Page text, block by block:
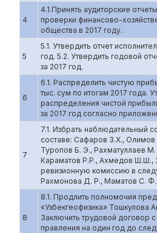
4
4.1.Принять аудиторские
проверки финансово-
общества в 2017 году.
5
5.1. Утвердить отчет
год. 5.2. Утвердить годовой
за 2017 год.
6
6.1. Распределить чистую
тыс. сум по итогам 2017 года.
распределения чистой
за 2017 год согласно
7
7.1. Избрать наблюдательный
составе: Сафаров З.Х.,
Туропов Б. Э., Рахматуллаев
Караматов Р.Р., Ахмедов Ш.Ш.,
ревизионную комиссию в
Рахмонова Д. Р., Маматов С.
8
8.1. Продлить полномочия
«Узбекгеофизика» Тошкулова
Заключить трудовой договор
правления на один год до